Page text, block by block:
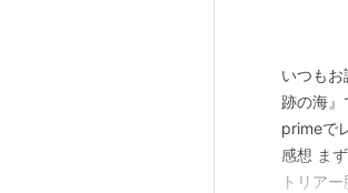
いつも
跡の海
primeで
感想 ま
トリア